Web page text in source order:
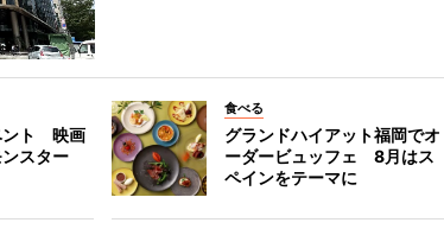
ント 映画
ンスター
食べる
グランドハイアット福岡でオ
ーダービュッフェ 8月はス
ペインをテーマに